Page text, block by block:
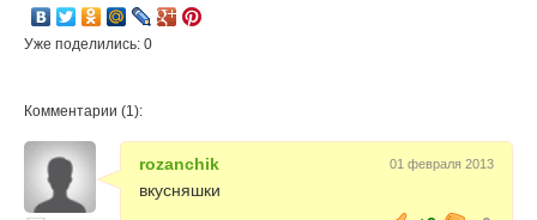
Уже поделились: 0
Комментарии (1):
rozanchik 01 февраля 2013
вкусняшки